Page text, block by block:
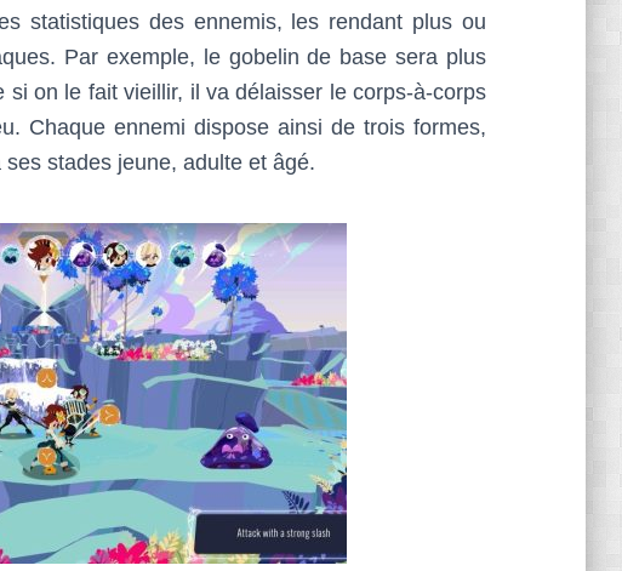
statistiques des ennemis, les rendant plus ou
Par exemple, le gobelin de base sera plus
on le fait vieillir, il va délaisser le corps-à-corps
Chaque ennemi dispose ainsi de trois formes,
stades jeune, adulte et âgé.